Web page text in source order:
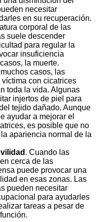
necesitar
en su recuperación.
corporal de las
suele descender
para regular la
insuficiencia
la muerte.
casos, las
con cicatrices
toda la vida. Algunas
injertos de piel para
tejido dañado. Aunque
ayudar a mejorar el
es posible que no
apariencia normal de la
. Cuando las
cerca de las
puede provocar una
en esas zonas. Las
pueden necesitar
para ayudarles
tareas a pesar de